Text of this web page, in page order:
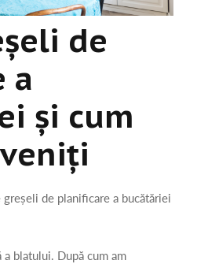
de
a
și cum
de planificare a bucătăriei
blatului. După cum am